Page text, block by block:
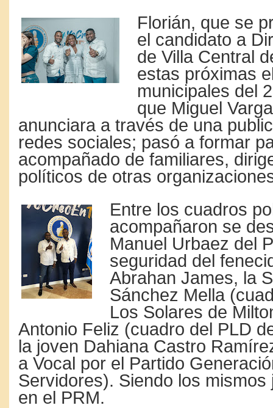
Florián, que se
el candidato a
de Villa Central
estas próximas
municipales del
que Miguel
anunciara a través de una
redes sociales; pasó a formar
acompañado de familiares,
políticos de otras
Entre los cuadros
acompañaron se
Manuel Urbaez del
seguridad del
Abrahan James, la
Sánchez Mella
Los Solares de
Antonio Feliz (cuadro del PLD
la joven Dahiana Castro
a Vocal por el Partido
Servidores). Siendo los mismos
en el PRM.